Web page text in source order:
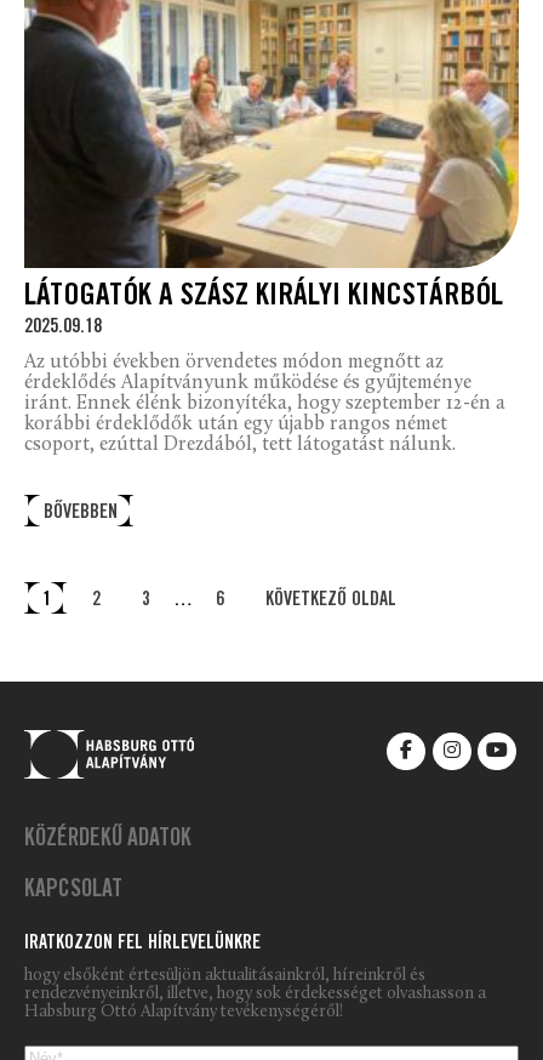
LÁTOGATÓK A SZÁSZ KIRÁLYI KINCSTÁRBÓL
2025.09.18
Az utóbbi években örvendetes módon megnőtt az
érdeklődés Alapítványunk működése és gyűjteménye
iránt. Ennek élénk bizonyítéka, hogy szeptember 12-én a
korábbi érdeklődők után egy újabb rangos német
csoport, ezúttal Drezdából, tett látogatást nálunk.
BŐVEBBEN
1 2 3 … 6 KÖVETKEZŐ OLDAL
KÖZÉRDEKŰ ADATOK
KAPCSOLAT
IRATKOZZON FEL HÍRLEVELÜNKRE
hogy elsőként értesüljön aktualitásainkról, híreinkről és
rendezvényeinkről, illetve, hogy sok érdekességet olvashasson a
Habsburg Ottó Alapítvány tevékenységéről!